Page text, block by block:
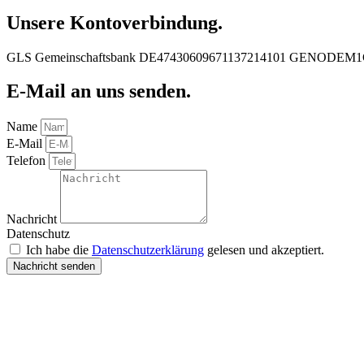
Unsere Kontoverbindung.
GLS Gemeinschaftsbank DE47430609671137214101
E-Mail an uns senden.
Name
E-Mail
Telefon
Nachricht
Datenschutz
Ich habe die Datenschutzerklärung gelesen und akzeptiert.
Nachricht senden